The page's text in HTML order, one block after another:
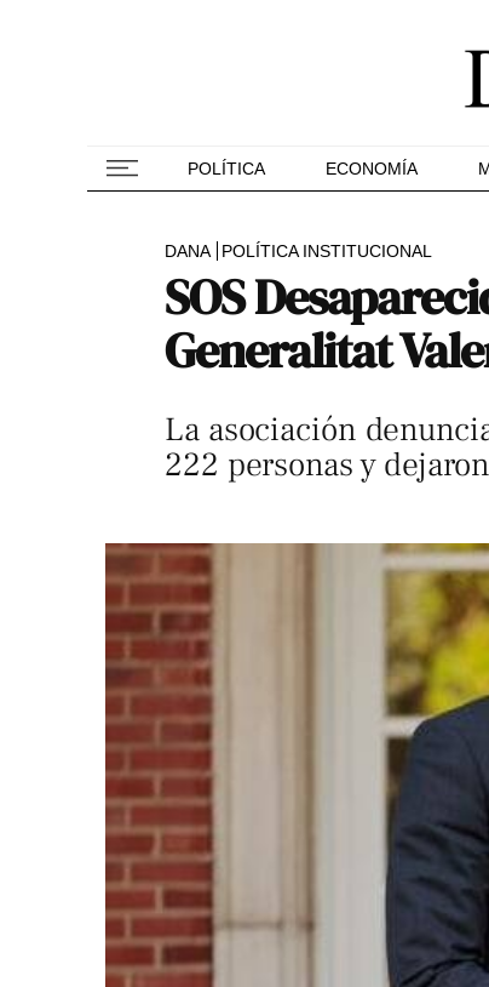
POLÍTICA ECONOMÍA
DANA POLÍTICA INSTITUCIONAL
SOS
Generalitat
La asociación
222 personas y